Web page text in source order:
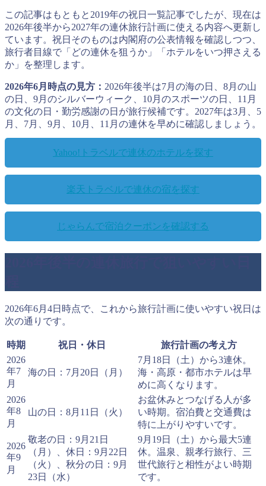
この記事はもともと2019年の祝日一覧記事でしたが、現在は
2026年後半から2027年の連休旅行計画に使える内容へ更新し
ています。祝日そのものは内閣府の公表情報を確認しつつ、
旅行者目線で「どの連休を狙うか」「ホテルをいつ押さえる
か」を整理します。
2026年6月時点の見方： 2026年後半は7月の海の日、8月の山
の日、9月のシルバーウィーク、10月のスポーツの日、11月
の文化の日・勤労感謝の日が旅行候補です。2027年は3月、5
月、7月、9月、10月、11月の連休を早めに確認しましょう。
Yahoo!トラベルで連休のホテルを探す
楽天トラベルで連休の宿を探す
じゃらんで宿泊クーポンを確認する
2026年6月4日時点で、これから旅行計画に使いやすい祝日は
次の通りです。
時期 祝日・休日
旅行計画の考え方
2026
年7
月
海の日：7月20日（月）
7月18日（土）から3連休。
海・高原・都市ホテルは早
めに高くなります。
2026
年8
月
山の日：8月11日（火）
お盆休みとつなげる人が多
い時期。宿泊費と交通費は
特に上がりやすいです。
2026
年9
月
敬老の日：9月21日
（月）、休日：9月22日
（火）、秋分の日：9月
23日（水）
9月19日（土）から最大5連
休。温泉、親孝行旅行、三
世代旅行と相性がよい時期
です。